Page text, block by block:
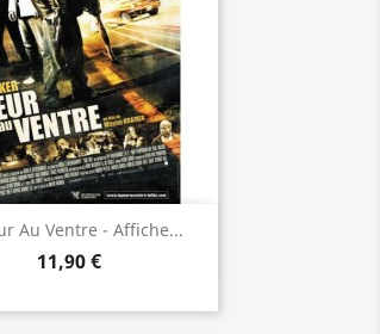
Au Ventre - Affiche...
11,90 €
Aperçu rapide